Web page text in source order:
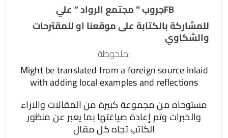
FBجروب ” مجتمع الرواد ” علي
للمشاركة بالكتابة على موقعنا او للمقترحات
والشكاوي
:ملحوظة
Might be translated from a foreign source inlaid
with adding local examples and reflections
مستوحاه من مجموعة كبيرة من المقالات والاراء
والخبرات وتم إعادة صياغتها بما يعبر عن منظور
الكاتب تجاه كل مقال